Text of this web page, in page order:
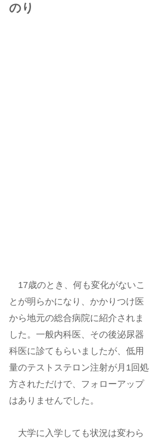
のり
17歳のとき、何も変化がないこ
とが明らかになり、かかりつけ医
から地元の総合病院に紹介されま
した。一般内科医、その後泌尿器
科医に診てもらいましたが、低用
量のテストステロン注射が月1回処
方されただけで、フォローアップ
はありませんでした。
大学に入学しても状況は変わら